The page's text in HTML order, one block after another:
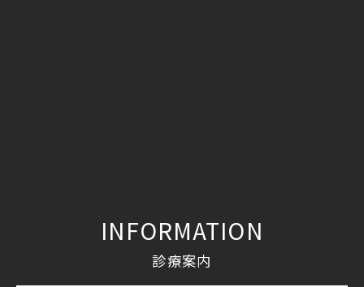
INFORMATION
診療案内